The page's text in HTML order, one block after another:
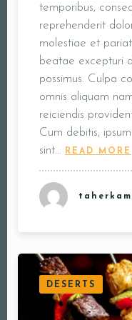
temporibus,
reprehenderit
molestiae et
beatae excepturi
possimus. Culpa
omnis aliquam
reiciendis
Cum debitis,
sint…
READ MORE
DESERTS